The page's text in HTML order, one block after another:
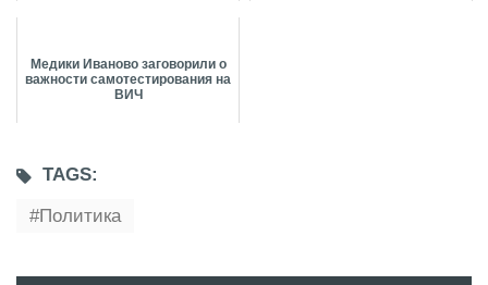
Медики Иваново заговорили о
важности самотестирования на
ВИЧ
TAGS:
Политика